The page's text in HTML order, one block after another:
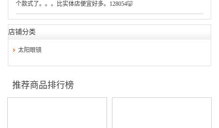
个款式了。。。比实体店便宜好多。128054🐷
店铺分类
太阳眼镜
推荐商品排行榜